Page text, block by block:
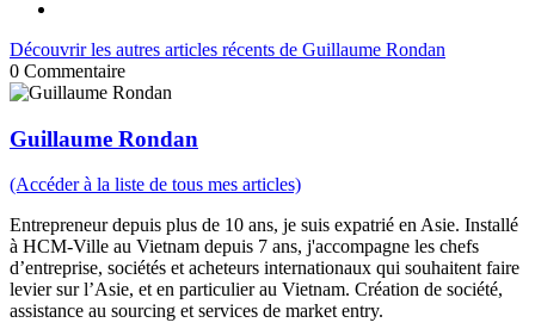
Découvrir les autres articles récents de Guillaume Rondan
0 Commentaire
Guillaume Rondan
(Accéder à la liste de tous mes articles)
Entrepreneur depuis plus de 10 ans, je suis expatrié en Asie. Installé
à HCM-Ville au Vietnam depuis 7 ans, j'accompagne les chefs
d’entreprise, sociétés et acheteurs internationaux qui souhaitent faire
levier sur l’Asie, et en particulier au Vietnam. Création de société,
assistance au sourcing et services de market entry.